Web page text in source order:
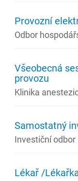
Provozní
Odbor
Všeobecná
provozu
Klinika
Samostatný
Investiční odbor
Lékař /